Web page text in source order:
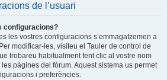
de l’usuari
configuracions?
les vostres configuracions s’emmagatzemen a
modificar-les, visiteu el Tauler de control de
trobareu habitualment fent clic al vostre nom
pàgines del fòrum. Aquest sistema us permet
i preferències.